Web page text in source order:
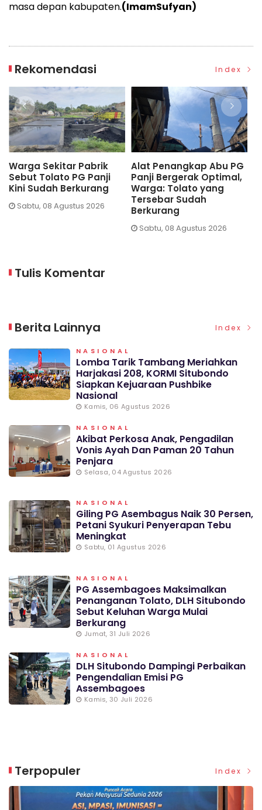
masa depan kabupaten.(ImamSufyan)
Rekomendasi Index
Warga Sekitar Pabrik
Sebut Tolato PG Panji
Kini Sudah Berkurang
Sabtu, 08 Agustus 2026
Alat Penangkap Abu PG
Panji Bergerak Optimal,
Warga: Tolato yang
Tersebar Sudah
Berkurang
Sabtu, 08 Agustus 2026
Tulis Komentar
Berita Lainnya Index
NASIONAL
Lomba Tarik Tambang Meriahkan
Harjakasi 208, KORMI Situbondo
Siapkan Kejuaraan Pushbike
Nasional
Kamis, 06 Agustus 2026
NASIONAL
Akibat Perkosa Anak, Pengadilan
Vonis Ayah Dan Paman 20 Tahun
Penjara
Selasa, 04 Agustus 2026
NASIONAL
Giling PG Asembagus Naik 30 Persen,
Petani Syukuri Penyerapan Tebu
Meningkat
Sabtu, 01 Agustus 2026
NASIONAL
PG Assembagoes Maksimalkan
Penanganan Tolato, DLH Situbondo
Sebut Keluhan Warga Mulai
Berkurang
Jumat, 31 Juli 2026
NASIONAL
DLH Situbondo Dampingi Perbaikan
Pengendalian Emisi PG
Assembagoes
Kamis, 30 Juli 2026
Terpopuler Index